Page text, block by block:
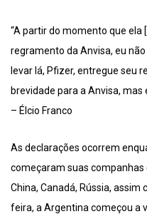
“A partir do momento que
regramento da Anvisa, eu
levar lá, Pfizer, entregue seu
brevidade para a Anvisa, mas
– Élcio Franco
As declarações ocorrem
começaram suas companhas
China, Canadá, Rússia, assim
feira, a Argentina começou a